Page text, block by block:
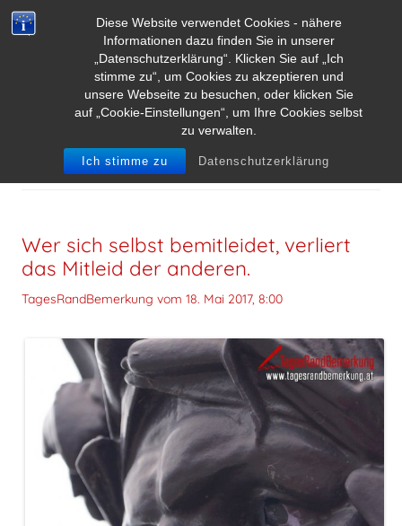
Diese Website verwendet Cookies - nähere
Informationen dazu finden Sie in unserer
„Datenschutzerklärung“. Klicken Sie auf „Ich
stimme zu“, um Cookies zu akzeptieren und
unsere Webseite zu besuchen, oder klicken Sie
auf „Cookie-Einstellungen“, um Ihre Cookies selbst
zu verwalten.
Ich stimme zu Datenschutzerklärung
SCHLAGWORT-ARCHIVE:MITLEID
Wer sich selbst bemitleidet, verliert
das Mitleid der anderen.
TagesRandBemerkung vom 18. Mai 2017, 8:00